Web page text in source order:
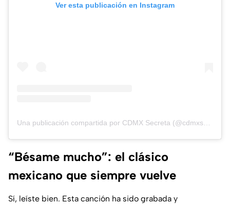
Ver esta publicación en Instagram
“Bésame mucho”: el clásico
mexicano que siempre vuelve
Sí, leíste bien. Esta canción ha sido grabada y